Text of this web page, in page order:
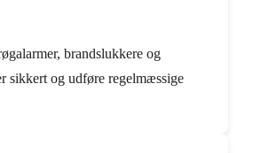
brandslukkere og
sikkert og udføre regelmæssige